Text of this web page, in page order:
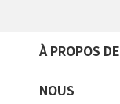
À PROPOS DE
NOUS